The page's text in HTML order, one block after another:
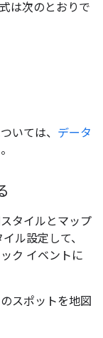
は次のとおりで
いては、 データ
タイルとマップ
ル設定して、
ク イベントに
スポットを地図